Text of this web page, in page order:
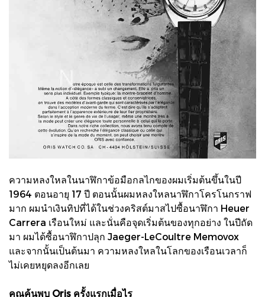
ความหลงใหลในนาฬิกาข้อมือกลไกของผมเริ่มต้นขึ้นในปี
1964 ตอนอายุ 17 ปี ตอนนั้นผมหลงใหลนาฬิกาโครโนกราฟ
มาก ผมนำเงินทิปที่ได้ในช่วงคริสต์มาสไปซื้อนาฬิกา Heuer
Carrera เรือนใหม่ และนั่นคือจุดเริ่มต้นของทุกอย่าง ในปีถัด
มา ผมได้ซื้อนาฬิกาปลุก Jaeger-LeCoultre Memovox
และจากนั้นเป็นต้นมา ความหลงใหลในโลกของเรือนเวลาก็
ไม่เคยหยุดลงอีกเลย
คุณค้นพบ Oris ครั้งแรกเมื่อไร